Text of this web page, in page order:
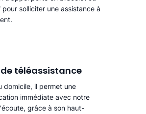
solliciter une assistance à
téléassistance
domicile, il permet une
immédiate avec notre
grâce à son haut-